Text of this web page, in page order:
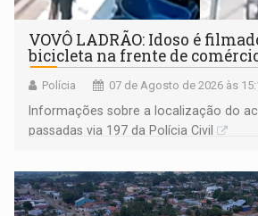
VOVÔ LADRÃO: Idoso é
bicicleta na frente de
Polícia 07 de Agosto de 2026 às
Informações sobre a localização do
passadas via 197 da Polícia Civil